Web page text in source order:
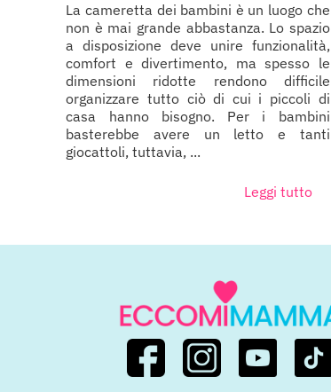
La cameretta dei bambini è un luogo che
non è mai grande abbastanza. Lo spazio
a disposizione deve unire funzionalità,
comfort e divertimento, ma spesso le
dimensioni ridotte rendono difficile
organizzare tutto ciò di cui i piccoli di
casa hanno bisogno. Per i bambini
basterebbe avere un letto e tanti
giocattoli, tuttavia, ...
Leggi tutto